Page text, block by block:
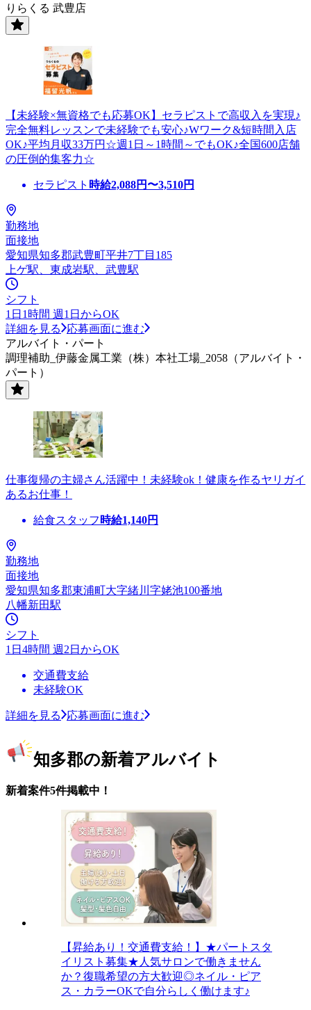
りらくる 武豊店
【未経験×無資格でも応募OK】セラピストで高収入を実現♪
完全無料レッスンで未経験でも安心♪Wワーク&短時間入店
OK♪平均月収33万円☆週1日～1時間～でもOK♪全国600店舗
の圧倒的集客力☆
セラピスト 時給2,088円〜3,510円
勤務地
面接地
愛知県知多郡武豊町平井7丁目185
上ゲ駅、東成岩駅、武豊駅
シフト
1日1時間 週1日からOK
詳細を見る
応募画面に進む
アルバイト・パート
調理補助_伊藤金属工業（株）本社工場_2058（アルバイト・
パート）
仕事復帰の主婦さん活躍中！未経験ok！健康を作るヤリガイ
あるお仕事！
給食スタッフ 時給1,140円
勤務地
面接地
愛知県知多郡東浦町大字緒川字姥池100番地
八幡新田駅
シフト
1日4時間 週2日からOK
交通費支給
未経験OK
詳細を見る 応募画面に進む
知多郡の新着アルバイト
新着案件5件掲載中！
【昇給あり！交通費支給！】★パートスタ
イリスト募集★人気サロンで働きません
か？復職希望の方大歓迎◎ネイル・ピア
ス・カラーOKで自分らしく働けます♪